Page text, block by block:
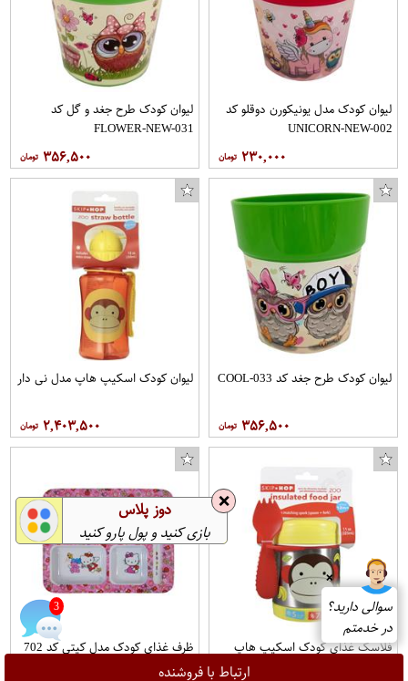
ارتباط با فروشنده
لیوان کودک مدل یونیکورن دوقلو کد
UNICORN-NEW-002
۲۳۰,۰۰۰
لیوان کودک طرح جغد و گل کد
FLOWER-NEW-031
۳۵۶,۵۰۰
لیوان کودک طرح جغد کد COOL-033
۳۵۶,۵۰۰
لیوان کودک اسکیپ هاپ مدل نی دار
۲,۴۰۳,۵۰۰
فلاسک غذای کودک اسکیپ هاپ
ظرف غذای کودک مدل کیتی کد 702
❌
سوالی دارید؟
در خدمتم
3
❌ دوز پلاس
بازی کنید و پول پارو کنید